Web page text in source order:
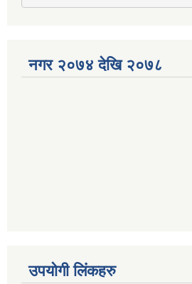
नगर २०७४ देखि २०७८
उपयोगी लिंकहरु